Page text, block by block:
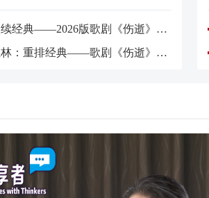
艺评艺言｜薪火续经典——2026版歌剧《伤逝》首演专家点评②
创作之路｜朱亚林：重排经典——歌剧《伤逝》的当代表达